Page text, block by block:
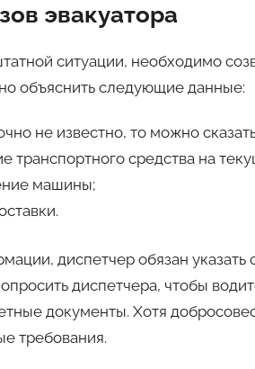
эвакуатора
ситуации, необходимо
объяснить следующие данные:
не известно, то можно
транспортного средства на
машины;
диспетчер обязан указать
диспетчера, чтобы
документы. Хотя
требования.